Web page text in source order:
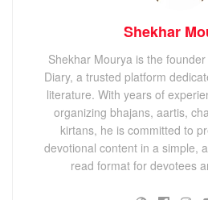
Shekhar
Shekhar Mourya is the
Diary, a trusted platform
literature. With years of
organizing bhajans, aartis,
kirtans, he is committed to
devotional content in a simple,
read format for devotees